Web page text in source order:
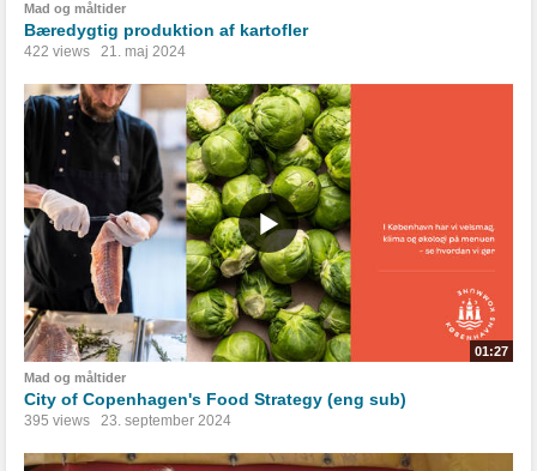
Mad og måltider
Bæredygtig produktion af kartofler
422 views 21. maj 2024
01:27
Mad og måltider
City of Copenhagen's Food Strategy (eng sub)
395 views 23. september 2024